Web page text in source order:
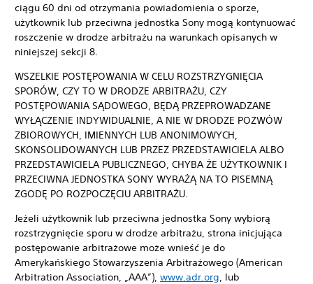
ciągu 60 dni od otrzymania powiadomienia o sporze,
użytkownik lub przeciwna jednostka Sony mogą kontynuować
roszczenie w drodze arbitrażu na warunkach opisanych w
niniejszej sekcji 8.
WSZELKIE POSTĘPOWANIA W CELU ROZSTRZYGNIĘCIA
SPORÓW, CZY TO W DRODZE ARBITRAŻU, CZY
POSTĘPOWANIA SĄDOWEGO, BĘDĄ PRZEPROWADZANE
WYŁĄCZENIE INDYWIDUALNIE, A NIE W DRODZE POZWÓW
ZBIOROWYCH, IMIENNYCH LUB ANONIMOWYCH,
SKONSOLIDOWANYCH LUB PRZEZ PRZEDSTAWICIELA ALBO
PRZEDSTAWICIELA PUBLICZNEGO, CHYBA ŻE UŻYTKOWNIK I
PRZECIWNA JEDNOSTKA SONY WYRAŻĄ NA TO PISEMNĄ
ZGODĘ PO ROZPOCZĘCIU ARBITRAŻU.
Jeżeli użytkownik lub przeciwna jednostka Sony wybiorą
rozstrzygnięcie sporu w drodze arbitrażu, strona inicjująca
postępowanie arbitrażowe może wnieść je do
Amerykańskiego Stowarzyszenia Arbitrażowego (American
Arbitration Association, „AAA”), www.adr.org, lub